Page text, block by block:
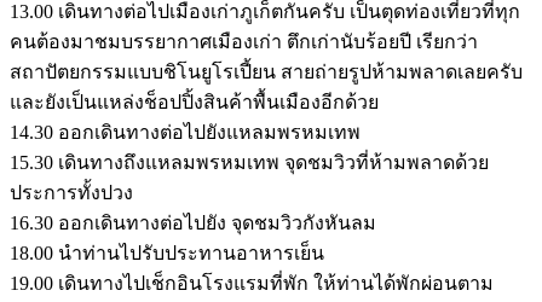
13.00 เดินทางต่อไปเมืองเก่าภูเก็ตกันครับ เป็นตุดท่องเที่ยวที่ทุก
คนต้องมาชมบรรยากาศเมืองเก่า ตึกเก่านับร้อยปี เรียกว่า
สถาปัตยกรรมแบบชิโนยูโรเปี้ยน สายถ่ายรูปห้ามพลาดเลยครับ
และยังเป็นแหล่งช็อปปิ้งสินค้าพื้นเมืองอีกด้วย
14.30 ออกเดินทางต่อไปยังแหลมพรหมเทพ
15.30 เดินทางถึงแหลมพรหมเทพ จุดชมวิวที่ห้ามพลาดด้วย
ประการทั้งปวง
16.30 ออกเดินทางต่อไปยัง จุดชมวิวกังหันลม
18.00 นำท่านไปรับประทานอาหารเย็น
19.00 เดินทางไปเช็กอินโรงแรมที่พัก ให้ท่านได้พักผ่อนตาม